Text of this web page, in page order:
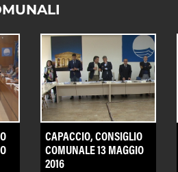
CAPACCIO, CONSIGLIO
COMUNALE 13 MAGGIO
2016